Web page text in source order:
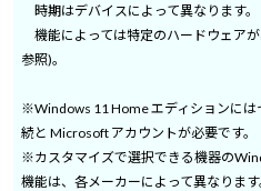
時期はデバイスによって異なります。
機能によっては特定のハードウェア
参照)。
※Windows 11 Home エディションに
続と Microsoft アカウントが必要です。
※カスタマイズで選択できる機器の
機能は、各メーカーによって異なります